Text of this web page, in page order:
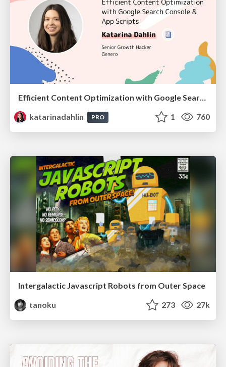
Efficient Content Optimization with Google Search Console & Apps Script
katarinadahlin
PRO 1 760
Intergalactic Javascript Robots from Outer Space
tanoku
273 27k